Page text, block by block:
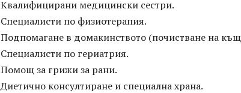
Квалифицирани медицински сестри.
Специалисти по физиотерапия.
Подпомагане в домакинството (почистване на
Специалисти по гериатрия.
Помощ за грижи за рани.
Диетично консултиране и специална храна.